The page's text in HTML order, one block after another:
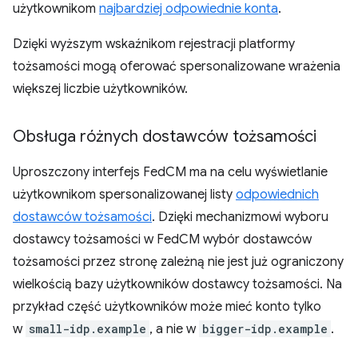
użytkownikom najbardziej odpowiednie konta.
Dzięki wyższym wskaźnikom rejestracji platformy
tożsamości mogą oferować spersonalizowane wrażenia
większej liczbie użytkowników.
Obsługa różnych dostawców tożsamości
Uproszczony interfejs FedCM ma na celu wyświetlanie
użytkownikom spersonalizowanej listy odpowiednich
dostawców tożsamości. Dzięki mechanizmowi wyboru
dostawcy tożsamości w FedCM wybór dostawców
tożsamości przez stronę zależną nie jest już ograniczony
wielkością bazy użytkowników dostawcy tożsamości. Na
przykład część użytkowników może mieć konto tylko
w small-idp.example , a nie w bigger-idp.example .